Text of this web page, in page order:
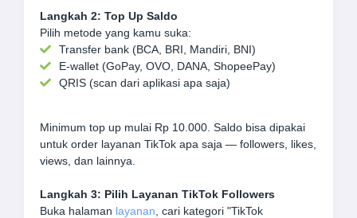
Langkah 2: Top Up Saldo
Pilih metode yang kamu suka:
Transfer bank (BCA, BRI, Mandiri, BNI)
E-wallet (GoPay, OVO, DANA, ShopeePay)
QRIS (scan dari aplikasi apa saja)
Minimum top up mulai Rp 10.000. Saldo bisa dipakai
untuk order layanan TikTok apa saja — followers, likes,
views, dan lainnya.
Langkah 3: Pilih Layanan TikTok Followers
Buka halaman layanan , cari kategori "TikTok